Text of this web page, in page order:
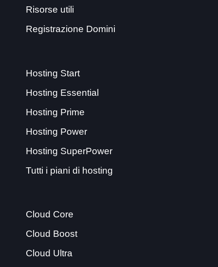
Risorse utili
Registrazione Domini
Hosting Start
Hosting Essential
Hosting Prime
Hosting Power
Hosting SuperPower
Tutti i piani di hosting
Cloud Core
Cloud Boost
Cloud Ultra